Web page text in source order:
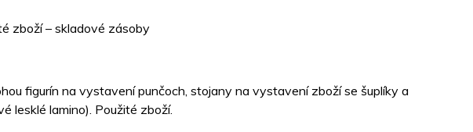
zboží – skladové zásoby
figurín na vystavení punčoch, stojany na vystavení zboží se šuplíky a
lesklé lamino). Použité zboží.